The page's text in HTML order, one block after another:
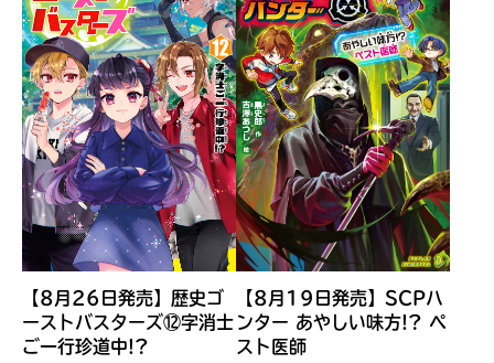
ぼくたちのマインクラフト
レッツゴー！まいぜんシス
【8月26日発売】歴史ゴ
ーストバスターズ⑫字消士
ご一行珍道中!?
【8月19日発売】SCPハ
ンター あやしい味方!? ペ
スト医師